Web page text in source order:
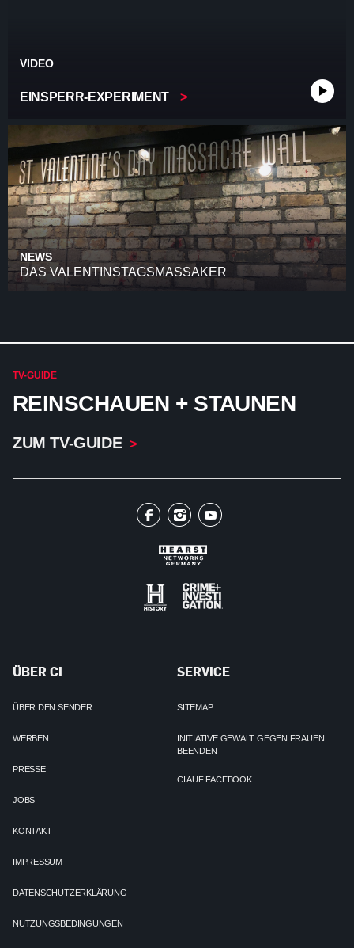
VIDEO
EINSPERR-EXPERIMENT
NEWS
DAS VALENTINSTAGSMASSAKER
TV-GUIDE
REINSCHAUEN + STAUNEN
ZUM TV-GUIDE
ÜBER CI
ÜBER DEN SENDER
WERBEN
PRESSE
JOBS
KONTAKT
IMPRESSUM
DATENSCHUTZERKLÄRUNG
NUTZUNGSBEDINGUNGEN
SERVICE
SITEMAP
INITIATIVE GEWALT GEGEN FRAUEN
BEENDEN
CI AUF FACEBOOK